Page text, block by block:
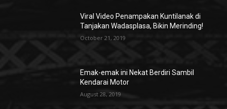
Viral Video Penampakan Kuntilanak di
Tanjakan Wadasplasa, Bikin Merinding!
October 21, 2019
Emak-emak ini Nekat Berdiri Sambil
Kendarai Motor
August 28, 2019